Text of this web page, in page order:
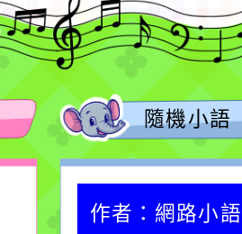
隨機小語
作者：網路小語